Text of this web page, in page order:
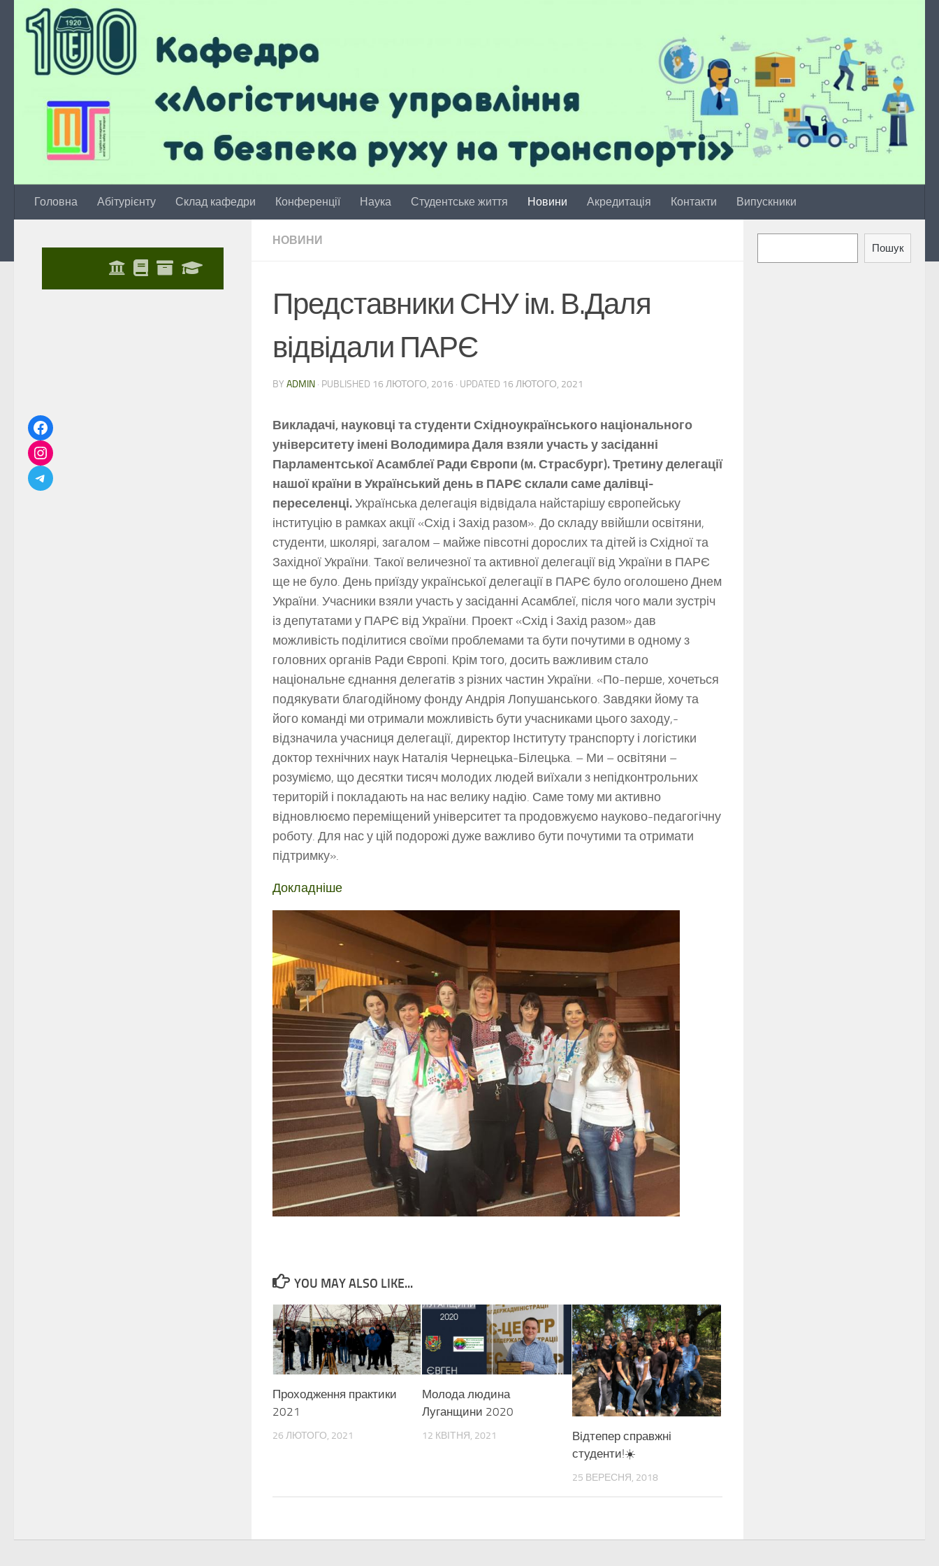
Skip to content
Головна Абітурієнту Склад кафедри Конференції Наука Студентське життя Новини Акредитація Контакти Випускники
НОВИНИ
Представники СНУ ім. В.Даля
відвідали ПАРЄ
BY ADMIN · PUBLISHED 16 ЛЮТОГО, 2016 · UPDATED 16 ЛЮТОГО, 2021
Викладачі, науковці та студенти Східноукраїнського національного
університету імені Володимира Даля взяли участь у засіданні
Парламентської Асамблеї Ради Європи (м. Страсбург). Третину делегації
нашої країни в Український день в ПАРЄ склали саме далівці-
переселенці.Українська делегація відвідала найстарішу європейську
інституцію в рамках акції «Схід і Захід разом». До складу ввійшли освітяни,
студенти, школярі, загалом – майже півсотні дорослих та дітей із Східної та
Західної України. Такої величезної та активної делегації від України в ПАРЄ
ще не було. День приїзду української делегації в ПАРЄ було оголошено Днем
України. Учасники взяли участь у засіданні Асамблеї, після чого мали зустріч
із депутатами у ПАРЄ від України. Проект «Схід і Захід разом» дав
можливість поділитися своїми проблемами та бути почутими в одному з
головних органів Ради Європі. Крім того, досить важливим стало
національне єднання делегатів з різних частин України. «По-перше, хочеться
подякувати благодійному фонду Андрія Лопушанського. Завдяки йому та
його команді ми отримали можливість бути учасниками цього заходу,-
відзначила учасниця делегації, директор Інституту транспорту і логістики
доктор технічних наук Наталія Чернецька-Білецька. – Ми – освітяни –
розуміємо, що десятки тисяч молодих людей виїхали з непідконтрольних
територій і покладають на нас велику надію. Саме тому ми активно
відновлюємо переміщений університет та продовжуємо науково-педагогічну
роботу. Для нас у цій подорожі дуже важливо бути почутими та отримати
підтримку».
Докладніше
YOU MAY ALSO LIKE...
Проходження практики
2021
26 ЛЮТОГО, 2021
Молода людина
Луганщини 2020
12 КВІТНЯ, 2021
Відтепер справжні
студенти!☀️
25 ВЕРЕСНЯ, 2018
Пошук